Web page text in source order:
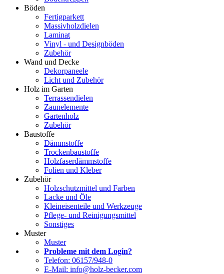
Böden
Fertigparkett
Massivholzdielen
Laminat
Vinyl - und Designböden
Zubehör
Wand und Decke
Dekorpaneele
Licht und Zubehör
Holz im Garten
Terrassendielen
Zaunelemente
Gartenholz
Zubehör
Baustoffe
Dämmstoffe
Trockenbaustoffe
Holzfaserdämmstoffe
Folien und Kleber
Zubehör
Holzschutzmittel und Farben
Lacke und Öle
Kleineisenteile und Werkzeuge
Pflege- und Reinigungsmittel
Sonstiges
Muster
Muster
Probleme mit dem Login?
Telefon: 06157/948-0
E-Mail: info@holz-becker.com